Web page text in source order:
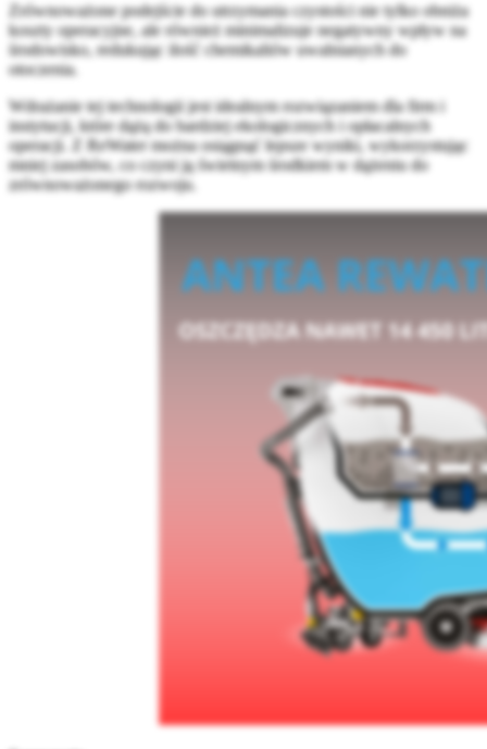
Zrównoważone podejście do utrzymania czystości nie tylko obniża
koszty operacyjne, ale również minimalizuje negatywny wpływ na
środowisko, redukując ilość chemikaliów uwalnianych do
otoczenia.
Wdrażanie tej technologii jest idealnym rozwiązaniem dla firm i
instytucji, które dążą do bardziej ekologicznych i opłacalnych
operacji. Z ReWater można osiągnąć lepsze wyniki, wykorzystując
mniej zasobów, co czyni ją świetnym środkiem w dążeniu do
zrównoważonego rozwoju.